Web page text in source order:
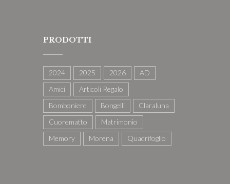
PRODOTTI
2024 2025 2026
AD
Amici
Articoli Regalo
Bomboniere
Bongelli
Claraluna
Cuorematto
Matrimonio
Memory
Morena Quadrifoglio